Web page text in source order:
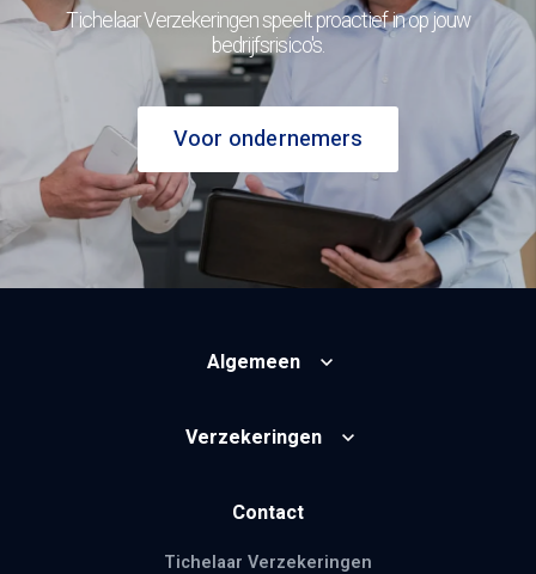
Tichelaar Verzekeringen speelt proactief in op jouw
bedrijfsrisico's.
Voor ondernemers
Algemeen
Verzekeringen
Contact
Tichelaar Verzekeringen